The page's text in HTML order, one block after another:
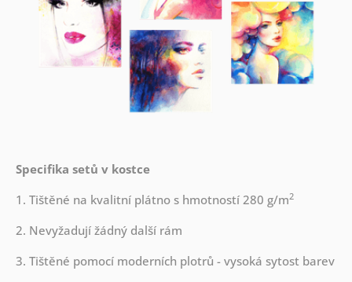
Specifika setů v kostce
1. Tištěné na kvalitní plátno s hmotností 280 g/m2
2. Nevyžadují žádný další rám
3. Tištěné pomocí moderních plotrů - vysoká sytost barev